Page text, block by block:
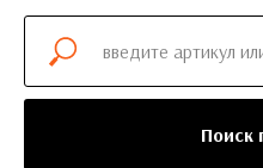
Поиск